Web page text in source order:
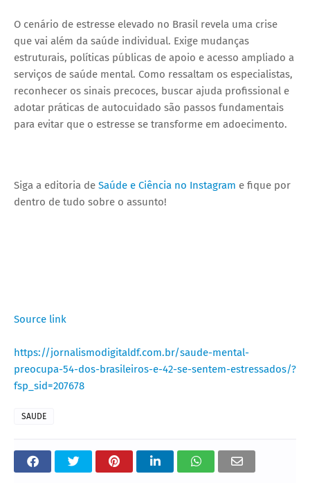
O cenário de estresse elevado no Brasil revela uma crise
que vai além da saúde individual. Exige mudanças
estruturais, políticas públicas de apoio e acesso ampliado a
serviços de saúde mental. Como ressaltam os especialistas,
reconhecer os sinais precoces, buscar ajuda profissional e
adotar práticas de autocuidado são passos fundamentais
para evitar que o estresse se transforme em adoecimento.
Siga a editoria de Saúde e Ciência no Instagram e fique por
dentro de tudo sobre o assunto!
Source link
https://jornalismodigitaldf.com.br/saude-mental-
preocupa-54-dos-brasileiros-e-42-se-sentem-estressados/?
fsp_sid=207678
SAUDE